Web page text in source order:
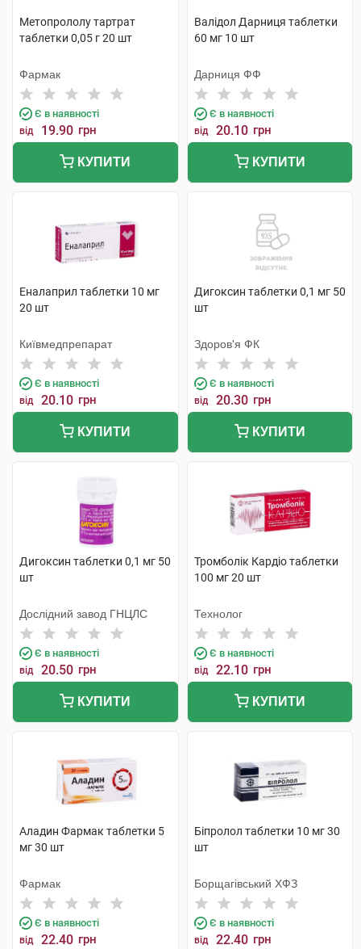
Метопрололу тартрат
таблетки 0,05 г 20 шт
Фармак
Є в наявності
від 19.90 грн
КУПИТИ
Валідол Дарниця таблетки
60 мг 10 шт
Дарниця ФФ
Є в наявності
від 20.10 грн
КУПИТИ
Еналаприл таблетки 10 мг
20 шт
Київмедпрепарат
Є в наявності
від 20.10 грн
КУПИТИ
Дигоксин таблетки 0,1 мг 50
шт
Здоров'я ФК
Є в наявності
від 20.30 грн
КУПИТИ
Дигоксин таблетки 0,1 мг 50
шт
Дослідний завод ГНЦЛС
Є в наявності
від 20.50 грн
КУПИТИ
Тромболік Кардіо таблетки
100 мг 20 шт
Технолог
Є в наявності
від 22.10 грн
КУПИТИ
Аладин Фармак таблетки 5
мг 30 шт
Фармак
Є в наявності
від 22.40 грн
Біпролол таблетки 10 мг 30
шт
Борщагівський ХФЗ
Є в наявності
від 22.40 грн